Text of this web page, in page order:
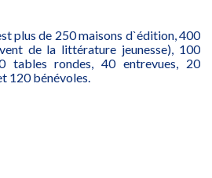
plus de 250 maisons d`édition, 400
de la littérature jeunesse), 100
tables rondes, 40 entrevues, 20
120 bénévoles.